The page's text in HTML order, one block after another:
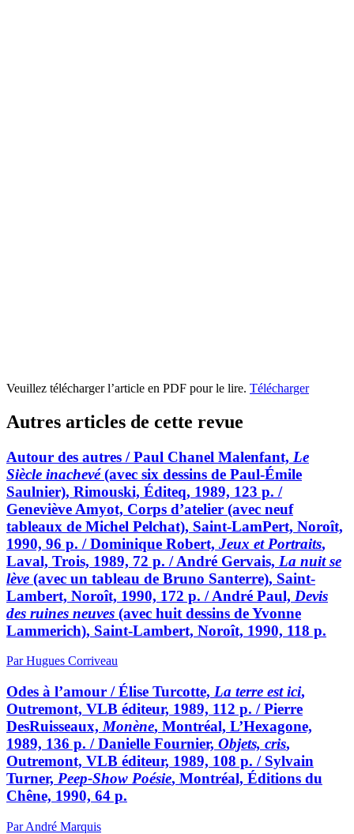
Veuillez télécharger l’article en PDF pour le lire. Télécharger
Autres articles de cette revue
Autour des autres / Paul Chanel Malenfant, Le
Siècle inachevé(avec six dessins de Paul-Émile
Saulnier), Rimouski, Éditeq, 1989, 123 p. /
Geneviève Amyot, Corps d’atelier (avec neuf
tableaux de Michel Pelchat), Saint-LamPert, Noroît,
1990, 96 p. / Dominique Robert, Jeux et Portraits,
Laval, Trois, 1989, 72 p. / André Gervais, La nuit se
lève (avec un tableau de Bruno Santerre), Saint-
Lambert, Noroît, 1990, 172 p. / André Paul, Devis
des ruines neuves (avec huit dessins de Yvonne
Lammerich), Saint-Lambert, Noroît, 1990, 118 p.
Par Hugues Corriveau
Odes à l’amour / Élise Turcotte, La terre est ici,
Outremont, VLB éditeur, 1989, 112 p. / Pierre
DesRuisseaux, Monène, Montréal, L’Hexagone,
1989, 136 p. / Danielle Fournier, Objets, cris,
Outremont, VLB éditeur, 1989, 108 p. / Sylvain
Turner, Peep-Show Poésie, Montréal, Éditions du
Chêne, 1990, 64 p.
Par André Marquis